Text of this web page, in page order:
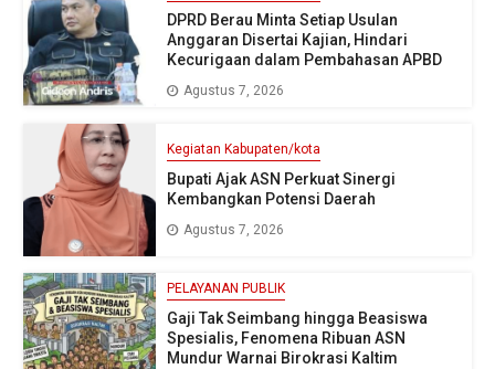
DPRD Berau Minta Setiap Usulan
Anggaran Disertai Kajian, Hindari
Kecurigaan dalam Pembahasan APBD
Agustus 7, 2026
Kegiatan Kabupaten/kota
Bupati Ajak ASN Perkuat Sinergi
Kembangkan Potensi Daerah
Agustus 7, 2026
PELAYANAN PUBLIK
Gaji Tak Seimbang hingga Beasiswa
Spesialis, Fenomena Ribuan ASN
Mundur Warnai Birokrasi Kaltim